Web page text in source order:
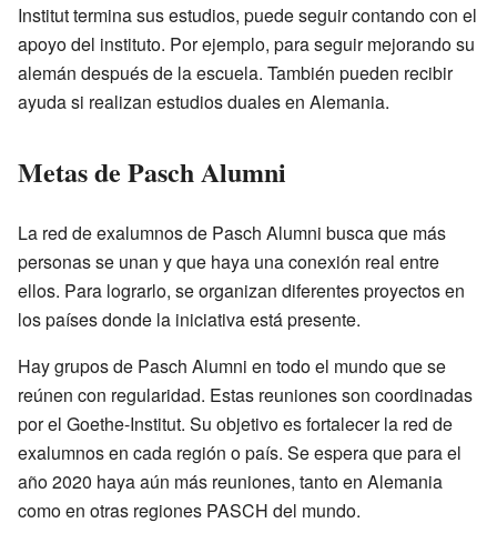
Institut termina sus estudios, puede seguir contando con el
apoyo del instituto. Por ejemplo, para seguir mejorando su
alemán después de la escuela. También pueden recibir
ayuda si realizan estudios duales en Alemania.
Metas de Pasch Alumni
La red de exalumnos de Pasch Alumni busca que más
personas se unan y que haya una conexión real entre
ellos. Para lograrlo, se organizan diferentes proyectos en
los países donde la iniciativa está presente.
Hay grupos de Pasch Alumni en todo el mundo que se
reúnen con regularidad. Estas reuniones son coordinadas
por el Goethe-Institut. Su objetivo es fortalecer la red de
exalumnos en cada región o país. Se espera que para el
año 2020 haya aún más reuniones, tanto en Alemania
como en otras regiones PASCH del mundo.